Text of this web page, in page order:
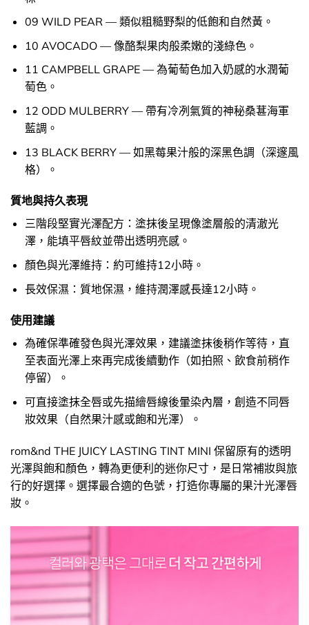
09 WILD PEAR — 類似粗糙野梨的低飽和自然黃。
10 AVOCADO — 像酪梨果肉般柔嫩的淺綠色。
11 CAMPBELL GRAPE — 為葡萄色加入奶感的水潤葡
萄色。
12 ODD MULBERRY — 帶有冷冽氣質的神秘桑葚海軍
藍調。
13 BLACK BERRY — 如黑莓果汁般的深黑色調（深邃風
格）。
質地與持久表現
三階段堅實光澤配方：塗抹後呈現像塗層般的清澈光
澤，能填平唇紋並帶出透明亮感。
顏色與光澤維持：約可維持12小時。
長效保濕：質地保濕，維持潤澤感長達12小時。
使用建議
為確保準確發色與光澤效果，建議塗抹後稍作等待，直
至表面光澤上來再完成後續動作（如拍照、飲食前稍作
停留）。
可直接塗抹全唇或先描繪唇線後暈染內層，創造不同唇
妝效果（自然果汁感或飽和光澤）。
rom&nd THE JUICY LASTING TINT MINI 保留原有的透明
光澤與飽和顏色，轉為更便利的迷你尺寸，是日常補妝與旅
行的好選擇。選擇最合適的色號，打造你專屬的果汁光澤唇
妝。